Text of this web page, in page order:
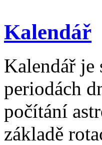
Kalendář
Kalendář je
periodách
počítání
základě